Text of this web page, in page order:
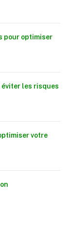
pour optimiser
éviter les risques
votre